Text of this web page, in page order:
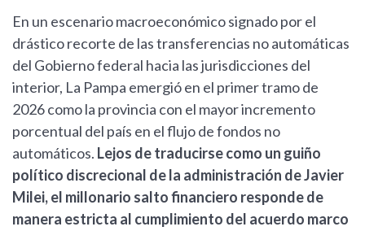
En un escenario macroeconómico signado por el
drástico recorte de las transferencias no automáticas
del Gobierno federal hacia las jurisdicciones del
interior, La Pampa emergió en el primer tramo de
2026 como la provincia con el mayor incremento
porcentual del país en el flujo de fondos no
automáticos. Lejos de traducirse como un guiño
político discrecional de la administración de Javier
Milei, el millonario salto financiero responde de
manera estricta al cumplimiento del acuerdo marco